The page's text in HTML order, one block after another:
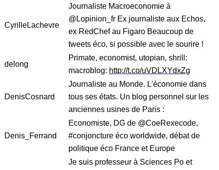
CyrilleLachevre
Journaliste Macroeconomie à
@Lopinion_fr Ex journaliste aux Echos,
ex RedChef au Figaro Beaucoup de
tweets éco, si possible avec le sourire !
delong
Primate, economist, utopian, shrill:
macroblog: http://t.co/uVDLXYdxZg
DenisCosnard
Journaliste au Monde. L'économie dans
tous ses états. Un blog personnel sur les
anciennes usines de Paris :
Denis_Ferrand
Economiste, DG de @CoeRexecode,
#conjoncture éco worldwide, débat de
politique éco France et Europe
Je suis professeur à Sciences Po et